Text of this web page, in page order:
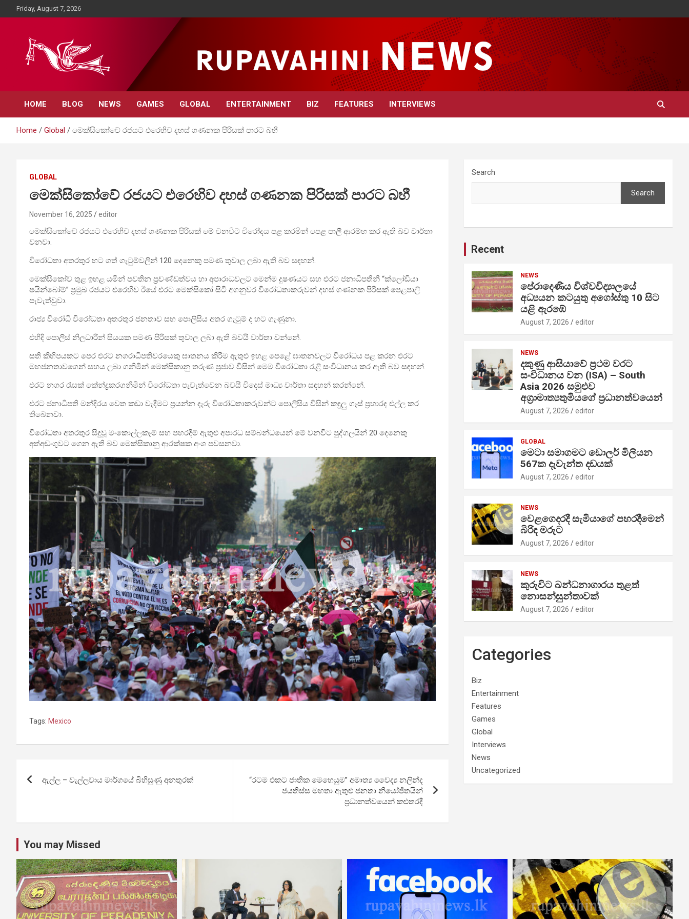
to
Friday, August 7, 2026
Rupavahini News
HOME BLOG NEWS GAMES GLOBAL ENTERTAINMENT BIZ FEATURES INTERVIEWS
Home Global මෙක්සිකෝවේ රජයට එරෙහිව දහස් ගණනක පිරිසක් පාරට බහී
GLOBAL
මෙක්සිකෝවේ රජයට එරෙහිව දහස් ගණනක පිරිසක් පාරට බහී
November 16, 2025 editor
මෙක්සිකෝවේ රජයට එරෙහිව දහස් ගණනක පිරිසක් මේ වනවිට විරෝදය පළ කරමින් පෙළ පාලී ආරම්භ කර ඇති බව වාර්තා
වනවා.
විරෝධතා අතරතුර හට ගත් ගැටුම්වලින් 120‍ දෙනෙකු පමණ තුවාල ලබා ඇති බව සඳහන්.
මෙක්සිකෝව තුළ ඉහළ යමින් පවතින ප්‍රචණ්ඩත්වය හා අපාරාධවලට මෙන්ම දුෂණයට සහ එරට ජනාධිපතිනී “ක්ලෝඩියා
ෂයින්බෝම්” ප්‍රමුඛ රජයට එරෙහිව ඊයේ එරට මෙක්සිකෝ සිටි අගනුවර විරෝධතාකරුවන් දහස් ගණනක පිරිසක් පෙළපාලි
පැවැත්වුවා.
රාජ්‍ය විරෝධි විරෝධතා අතරතුර ජනතාව සහ පොලිසිය අතර ගැටුම් ද හට ගැණුනා.
එහිදි පොලිස් නිලධාරින් සියයක පමණ පිරිසක් තුවාල ලබා ඇති බවයි වාර්තා වන්නේ.
සති කිහිපයකට පෙර එරට නගරාධිපතිවරයෙකු ඝාතනය කිරීම ඇතුළු ඉහළ පෙළේ ඝාතනවලට විරෝධය පළ කරන එරට
මහජනතාවගෙන් සහය ලබා ගනිමින් මෙක්සිකානු තරුණ ප්‍රජාව විසින් මෙම විරෝධතා රැළි සංවිධානය කර ඇති බව සඳහන්.
එරට නගර රැසක් කේන්ද්‍රකරගනිමින් විරෝධතා පැවැත්වෙන බවයි විදෙස් මාධ්‍ය වාර්තා සඳහන් කරන්නේ.
එරට ජනාධිපති මන්දිරය වෙත කඩා වැදීමට ප්‍රයන්න දැරු විරෝධතාකරුවන්ට පොලිසිය විසින් කඳුලු ගෑස් ප්‍රහාරද එල්ල කර
තිබෙනවා.
විරෝධතා අතරතුර සිදුවූ මංකොල්ලකෑම් සහ පහරදීම් ඇතුළු අපාරධ සම්බන්ධයෙන් මේ වනවිට පුද්ගලයින් 20 දෙනෙකු
අත්අඩංගුවට ගෙන ඇති බව මෙක්සිකානු ආරක්ෂක අංශ පවසනවා.
Tags: Mexico
navigation
ඇල්ල – වැල්ලවාය මාර්ගයේ බිහිසුණු අනතුරක්
“රටම එකට ජාතික මෙහෙයුම” අමාත්‍ය වෛද්‍ය නලින්ද
ජයතිස්ස මහතා ඇතුළු ජනතා නියෝජිතයින්
ප්‍රධානත්වයෙන් කළුතරදී
Search
Search
Recent
NEWS
පේරාදෙණිය විශ්වවිද්‍යාලයේ
අධ්‍යයන කටයුතු අගෝස්තු 10 සිට
යළි ඇරඹේ
August 7, 2026 editor
NEWS
දකුණු ආසියාවේ ප්‍රථම වරට
සංවිධානය වන (ISA) – South
Asia 2026 සමුළුව
අග්‍රාමාත්‍යතුමියගේ ප්‍රධානත්වයෙන්
August 7, 2026 editor
GLOBAL
මෙටා සමාගමට ඩොලර් මිලියන
567ක දැවැන්ත දඩයක්
August 7, 2026 editor
NEWS
වෙළගෙදරදී සැමියාගේ පහරදීමෙන්
බිරිඳ මරුට
August 7, 2026 editor
NEWS
කුරුවිට බන්ධනාගාරය තුළත්
නොසන්සුන්තාවක්
August 7, 2026 editor
Categories
Biz
Entertainment
Features
Games
Global
Interviews
News
Uncategorized
You may Missed